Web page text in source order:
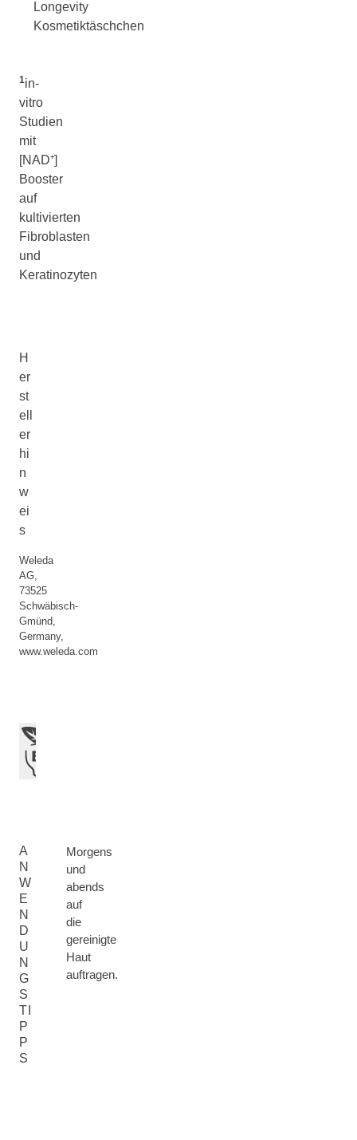
Longevity
Kosmetiktäschchen
1in-
vitro
Studien
mit
[NAD⁺]
Booster
auf
kultivierten
Fibroblasten
und
Keratinozyten
H
er
st
ell
er
hi
n
w
ei
s
Weleda
AG,
73525
Schwäbisch-
Gmünd,
Germany,
www.weleda.com
A
N
W
E
N
D
U
N
G
S
TI
P
P
S
Morgens
und
abends
auf
die
gereinigte
Haut
auftragen.